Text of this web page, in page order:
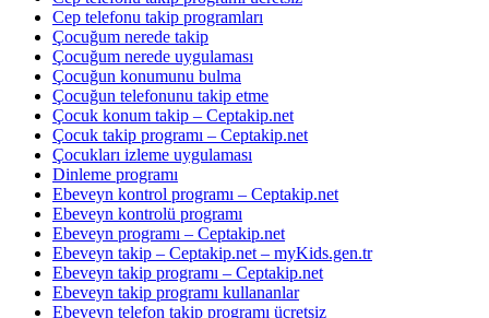
Cep telefonu takip programları
Çocuğum nerede takip
Çocuğum nerede uygulaması
Çocuğun konumunu bulma
Çocuğun telefonunu takip etme
Çocuk konum takip – Ceptakip.net
Çocuk takip programı – Ceptakip.net
Çocukları izleme uygulaması
Dinleme programı
Ebeveyn kontrol programı – Ceptakip.net
Ebeveyn kontrolü programı
Ebeveyn programı – Ceptakip.net
Ebeveyn takip – Ceptakip.net – myKids.gen.tr
Ebeveyn takip programı – Ceptakip.net
Ebeveyn takip programı kullananlar
Ebeveyn telefon takip programı ücretsiz